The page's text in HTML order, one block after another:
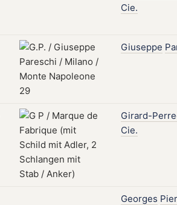
Cie.
Giuseppe
Girard-
Cie.
Georges